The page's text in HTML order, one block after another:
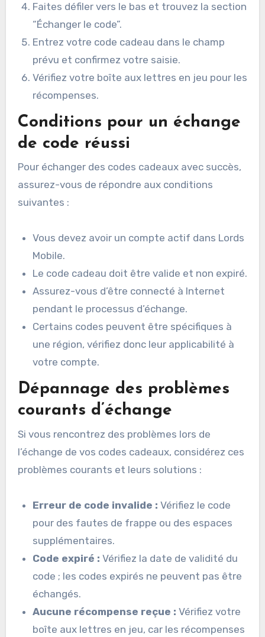
Faites défiler vers le bas et trouvez la section
“Échanger le code”.
Entrez votre code cadeau dans le champ
prévu et confirmez votre saisie.
Vérifiez votre boîte aux lettres en jeu pour les
récompenses.
Conditions pour un échange
de code réussi
Pour échanger des codes cadeaux avec succès,
assurez-vous de répondre aux conditions
suivantes :
Vous devez avoir un compte actif dans Lords
Mobile.
Le code cadeau doit être valide et non expiré.
Assurez-vous d’être connecté à Internet
pendant le processus d’échange.
Certains codes peuvent être spécifiques à
une région, vérifiez donc leur applicabilité à
votre compte.
Dépannage des problèmes
courants d’échange
Si vous rencontrez des problèmes lors de
l’échange de vos codes cadeaux, considérez ces
problèmes courants et leurs solutions :
Erreur de code invalide : Vérifiez le code
pour des fautes de frappe ou des espaces
supplémentaires.
Code expiré : Vérifiez la date de validité du
code ; les codes expirés ne peuvent pas être
échangés.
Aucune récompense reçue : Vérifiez votre
boîte aux lettres en jeu, car les récompenses